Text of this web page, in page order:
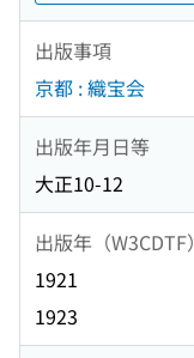
出版事項
京都 : 織宝会
出版年月日等
大正10-12
出版年（W3CDTF）
1921
1923